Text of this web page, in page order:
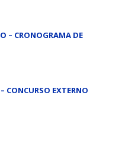
– CRONOGRAMA DE
CONCURSO EXTERNO